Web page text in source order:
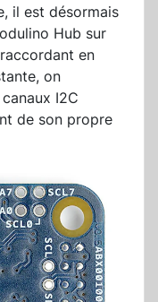
il est désormais
Hub sur
en
on
I2C
de son propre